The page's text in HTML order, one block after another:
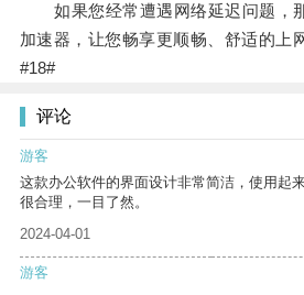
如果您经常遭遇网络延迟问题，
加速器，让您畅享更顺畅、舒适的上
#18#
评论
游客
这款办公软件的界面设计非常简洁，使用起
很合理，一目了然。
2024-04-01
游客